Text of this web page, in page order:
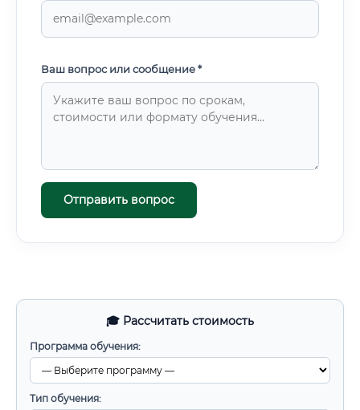
🎓 Рассчитать стоимость
Программа обучения:
Тип обучения:
Ваш вопрос или сообщение *
Отправить вопрос